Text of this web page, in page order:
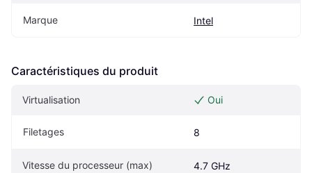
Marque Intel
Caractéristiques du produit
Virtualisation Oui
Filetages 8
Vitesse du processeur (max) 4.7 GHz